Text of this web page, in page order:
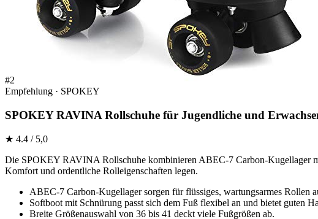
#2
Empfehlung · SPOKEY
SPOKEY RAVINA Rollschuhe für Jugendliche und
★ 4.4 / 5,0
Die SPOKEY RAVINA Rollschuhe kombinieren ABEC-7 Carbon-Kugellager
Komfort und ordentliche Rolleigenschaften legen.
ABEC-7 Carbon-Kugellager sorgen für flüssiges, wartungsarmes Rollen
Softboot mit Schnürung passt sich dem Fuß flexibel an und bietet guten
Breite Größenauswahl von 36 bis 41 deckt viele Fußgrößen ab.